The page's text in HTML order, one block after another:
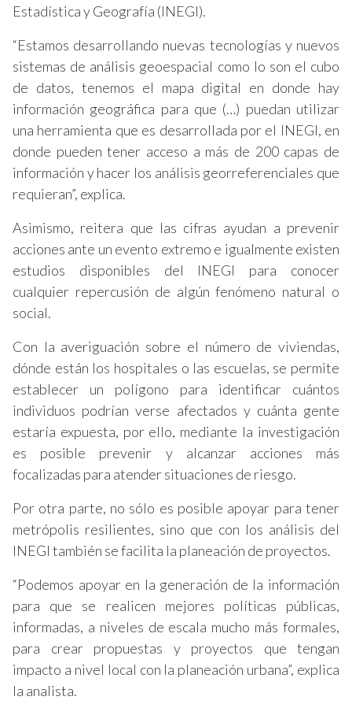
Estadística y Geografía (INEGI).
“Estamos desarrollando nuevas tecnologías y nuevos
sistemas de análisis geoespacial como lo son el cubo
de datos, tenemos el mapa digital en donde hay
información geográfica para que (…) puedan utilizar
una herramienta que es desarrollada por el INEGI, en
donde pueden tener acceso a más de 200 capas de
información y hacer los análisis georreferenciales que
requieran”, explica.
Asimismo, reitera que las cifras ayudan a prevenir
acciones ante un evento extremo e igualmente existen
estudios disponibles del INEGI para conocer
cualquier repercusión de algún fenómeno natural o
social.
Con la averiguación sobre el número de viviendas,
dónde están los hospitales o las escuelas, se permite
establecer un polígono para identificar cuántos
individuos podrían verse afectados y cuánta gente
estaría expuesta, por ello, mediante la investigación
es posible prevenir y alcanzar acciones más
focalizadas para atender situaciones de riesgo.
Por otra parte, no sólo es posible apoyar para tener
metrópolis resilientes, sino que con los análisis del
INEGI también se facilita la planeación de proyectos.
“Podemos apoyar en la generación de la información
para que se realicen mejores políticas públicas,
informadas, a niveles de escala mucho más formales,
para crear propuestas y proyectos que tengan
impacto a nivel local con la planeación urbana”, explica
la analista.